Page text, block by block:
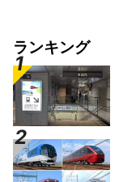
ランキング